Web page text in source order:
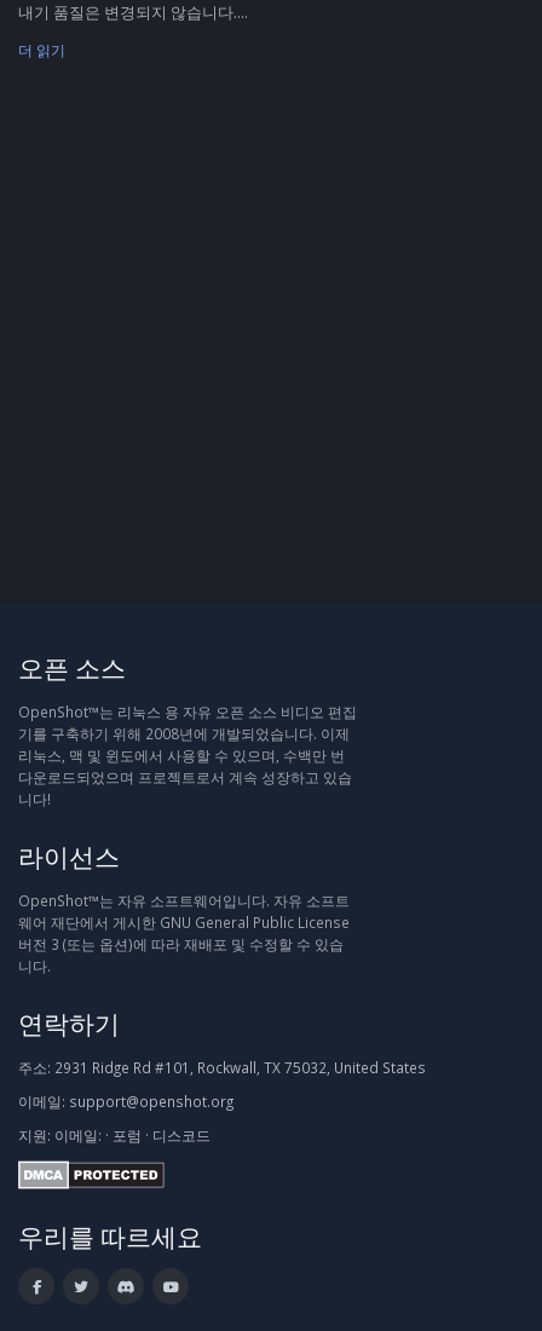
내기 품질은 변경되지 않습니다....
더 읽기
오픈 소스
OpenShot™는 리눅스 용 자유 오픈 소스 비디오 편집
기를 구축하기 위해 2008년에 개발되었습니다. 이제
리눅스, 맥 및 윈도에서 사용할 수 있으며, 수백만 번
다운로드되었으며 프로젝트로서 계속 성장하고 있습
니다!
라이선스
OpenShot™는 자유 소프트웨어입니다. 자유 소프트
웨어 재단에서 게시한 GNU General Public License
버전 3 (또는 옵션)에 따라 재배포 및 수정할 수 있습
니다.
연락하기
주소: 2931 Ridge Rd #101, Rockwall, TX 75032, United States
이메일: support@openshot.org
지원: 이메일: · 포럼 · 디스코드
우리를 따르세요